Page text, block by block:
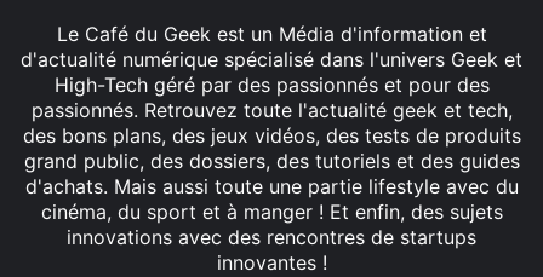
Le Café du Geek est un Média d'information et
d'actualité numérique spécialisé dans l'univers Geek et
High-Tech géré par des passionnés et pour des
passionnés. Retrouvez toute l'actualité geek et tech,
des bons plans, des jeux vidéos, des tests de produits
grand public, des dossiers, des tutoriels et des guides
d'achats. Mais aussi toute une partie lifestyle avec du
cinéma, du sport et à manger ! Et enfin, des sujets
innovations avec des rencontres de startups
innovantes !